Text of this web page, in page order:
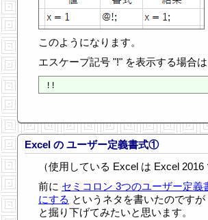
このようになります。
エスケープ記号 "!" を表示する場合は
Excel の ユーザー定義書式①
（使用している Excel は Excel 2016
前に セミコロン 3つのユーザー定
にする というネタを書いたのです
と掘り下げてみたいと思います。